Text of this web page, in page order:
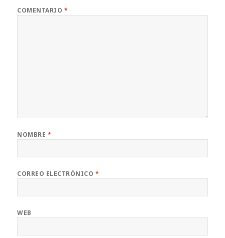
COMENTARIO *
NOMBRE *
CORREO ELECTRÓNICO *
WEB